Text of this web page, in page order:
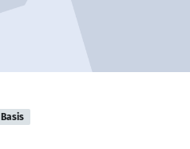
Basis